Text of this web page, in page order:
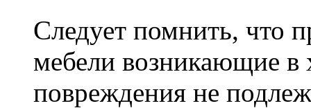
Следует помнить, что
мебели возникающие в
повреждения не